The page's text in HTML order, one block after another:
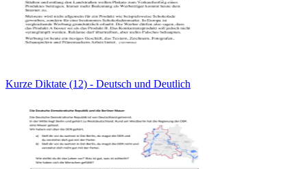
Kurze Diktate (12) - Deutsch und Deutlich